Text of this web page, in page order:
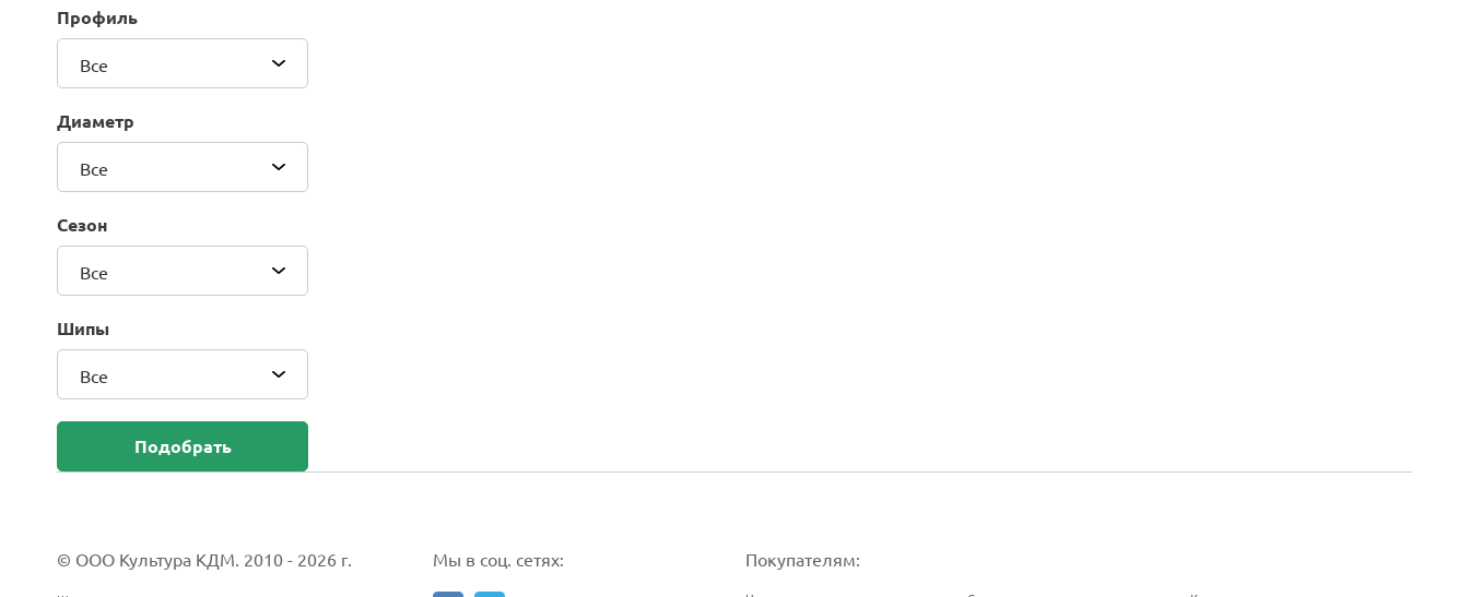
Belshina
BFGoodrich
BK Trailer
BKT
Camso (Solideal)
CEAT
Composit
Continental
Cordiant
CrossWind
Профиль
Все
Диаметр
Все
Сезон
Все
Шипы
Все
Подобрать
© ООО Культура КДМ. 2010 - 2026 г. Мы в соц. сетях: Покупателям: